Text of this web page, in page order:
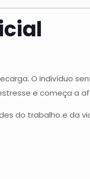
O indivíduo
e começa a
do trabalho e da